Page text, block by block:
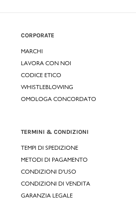
CORPORATE
MARCHI
LAVORA CON NOI
CODICE ETICO
WHISTLEBLOWING
OMOLOGA CONCORDATO
TERMINI & CONDIZIONI
TEMPI DI SPEDIZIONE
METODI DI PAGAMENTO
CONDIZIONI D'USO
CONDIZIONI DI VENDITA
GARANZIA LEGALE